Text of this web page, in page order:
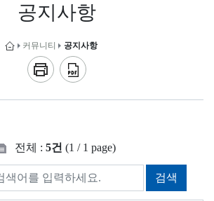
공지사항
커뮤니티 공지사항
전체 : 5건 (1 / 1 page)
검색